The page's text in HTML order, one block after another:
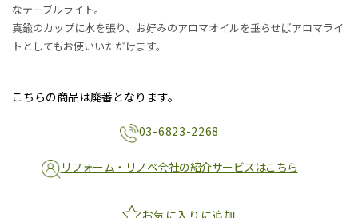
なテーブルライト。
真鍮のカップに水を張り、お好みのアロマオイルを垂らせばアロマライ
トとしてもお使いいただけます。
こちらの商品は廃番となります。
03-6823-2268
リフォーム・リノベ会社の紹介サービスはこちら